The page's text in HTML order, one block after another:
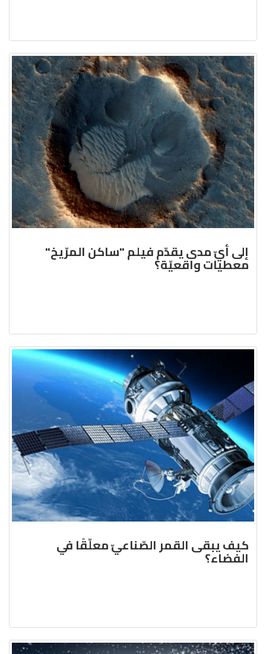
إلى أيّ مدى يقدّم فيلم "ساكن المرّيخ"
معطيات واقعيّة؟
كيف يبقى القمر الصّناعيّ معلّقًا في
الفضاء؟